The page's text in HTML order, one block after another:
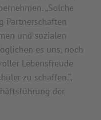
„Solche
Partnerschaften
und sozialen
es uns, noch
Lebensfreude
zu schaffen.“,
der